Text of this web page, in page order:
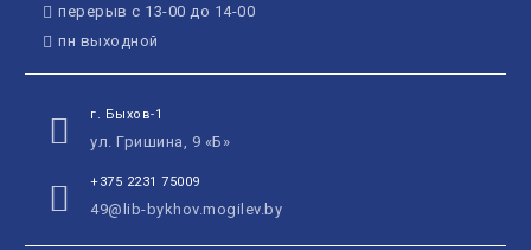
перерыв с 13-00 до 14-00
пн выходной
г. Быхов-1
ул. Гришина, 9 «Б»
+375 2231 75009
49@lib-bykhov.mogilev.by